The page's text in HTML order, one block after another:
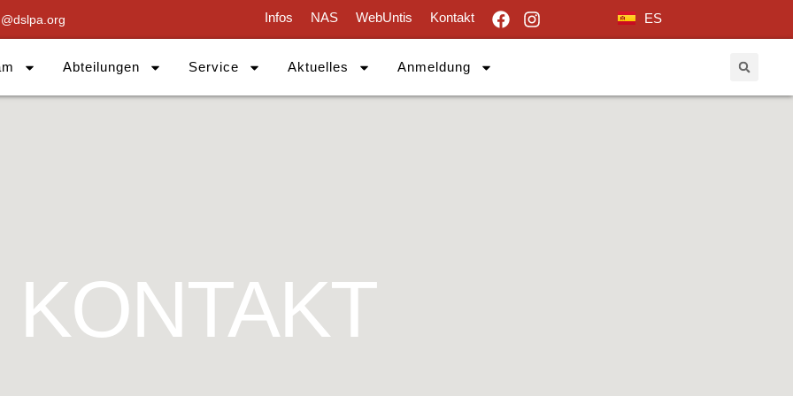
Infos NAS WebUntis Kontakt ES
Abteilungen Service Aktuelles Anmeldung
KONTAKT